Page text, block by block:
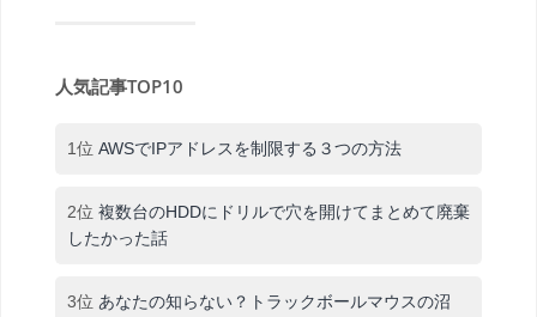
人気記事TOP10
1位 AWSでIPアドレスを制限する３つの方法
2位 複数台のHDDにドリルで穴を開けてまとめて廃棄
したかった話
3位 あなたの知らない？トラックボールマウスの沼